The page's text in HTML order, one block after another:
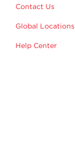
Contact Us
Global Locations
Help Center